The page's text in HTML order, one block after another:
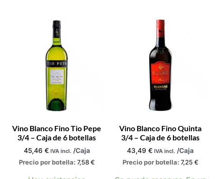
Vino Blanco Fino Tio Pepe
3/4 – Caja de 6 botellas
45,46 € IVA incl. /Caja
Precio por botella: 7,58€
Vino Blanco Fino Quinta
3/4 – Caja de 6 botellas
43,49 € IVA incl. /Caja
Precio por botella: 7,25 €